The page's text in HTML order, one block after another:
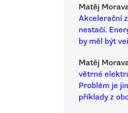
Matěj
Akcelerační
nestačí.
by měl být
Matěj
větrné
Problém je
příklady z